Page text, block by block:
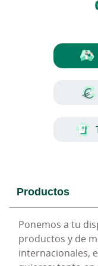
Productos
Ponemos a tu
productos y de
internacionales,
¿Quién puede
Cualquier
en Bolsa. Si
la inversión en
¿Dónde puedo
Podrás
Ruralvía. En
títulos de renta